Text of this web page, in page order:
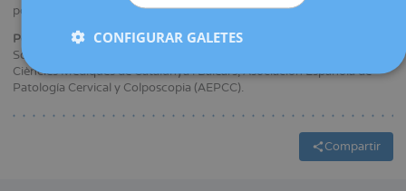
ponències
comunicacions.
Pertinença a societats mèdiques i / o científiques::
Sociedad Española de Ginecología y Obstetricia (SEGO), Acadèmia de
Ciències Mèdiques de Catalunya i Balears, Asociación Española de
Patología Cervical y Colposcopia (AEPCC).
Compartir
CONFIGURAR GALETES